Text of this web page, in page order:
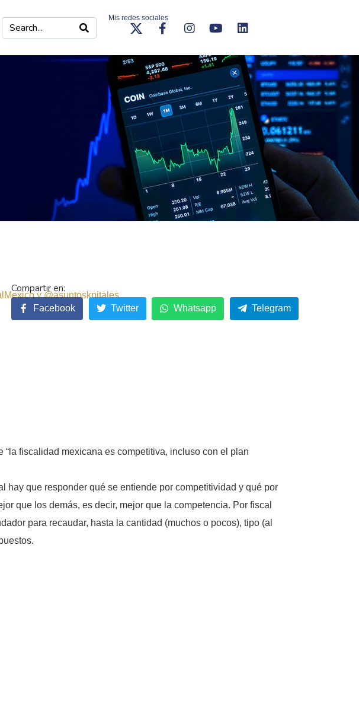
Mis redes sociales
y @asuntoskpitales
fiscalidad mexicana es competitiva, incluso con el plan
hay que responder qué se entiende por competitividad y qué por
que los demás, es decir, mejor que la competencia. Por fiscal
para recaudar, hasta la cantidad (muchos o pocos), tipo (al
Facebook Twitter Whatsapp Telegram